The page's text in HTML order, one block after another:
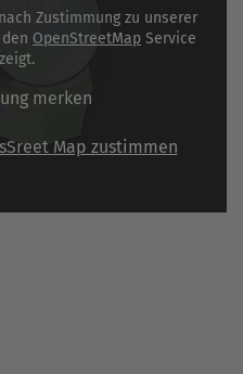
Zustimmung zu unserer
OpenStreetMap Service
merken
Map zustimmen